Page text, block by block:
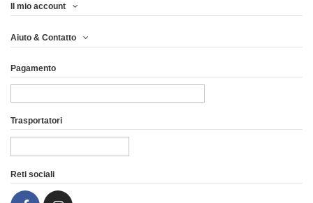
EURO COMPLET...
24,96 € 14,96 €
Il mio account
Aiuto & Contatto
Pagamento
Trasportatori
Reti sociali